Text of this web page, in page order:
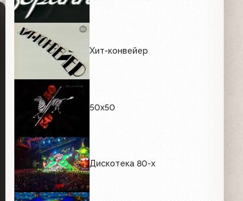
Хит-конвейер
50х50
Дискотека 80-х